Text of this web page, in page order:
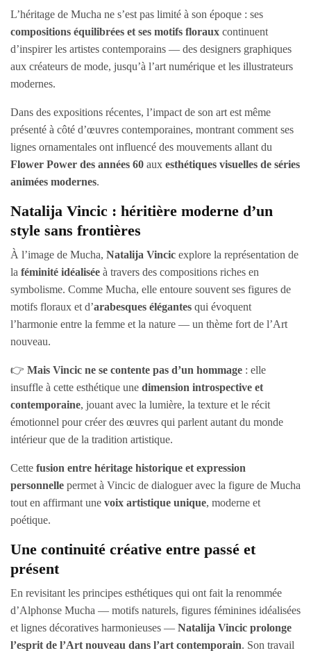
L’héritage de Mucha ne s’est pas limité à son époque : ses
compositions équilibrées et ses motifs floraux continuent
d’inspirer les artistes contemporains — des designers graphiques
aux créateurs de mode, jusqu’à l’art numérique et les illustrateurs
modernes.
Dans des expositions récentes, l’impact de son art est même
présenté à côté d’œuvres contemporaines, montrant comment ses
lignes ornamentales ont influencé des mouvements allant du
Flower Power des années 60 aux esthétiques visuelles de séries
animées modernes.
Natalija Vincic : héritière moderne d’un
style sans frontières
À l’image de Mucha, Natalija Vincic explore la représentation de
la féminité idéalisée à travers des compositions riches en
symbolisme. Comme Mucha, elle entoure souvent ses figures de
motifs floraux et d’arabesques élégantes qui évoquent
l’harmonie entre la femme et la nature — un thème fort de l’Art
nouveau.
👉 Mais Vincic ne se contente pas d’un hommage : elle
insuffle à cette esthétique une dimension introspective et
contemporaine, jouant avec la lumière, la texture et le récit
émotionnel pour créer des œuvres qui parlent autant du monde
intérieur que de la tradition artistique.
Cette fusion entre héritage historique et expression
personnelle permet à Vincic de dialoguer avec la figure de Mucha
tout en affirmant une voix artistique unique, moderne et
poétique.
Une continuité créative entre passé et
présent
En revisitant les principes esthétiques qui ont fait la renommée
d’Alphonse Mucha — motifs naturels, figures féminines idéalisées
et lignes décoratives harmonieuses — Natalija Vincic prolonge
l’esprit de l’Art nouveau dans l’art contemporain. Son travail